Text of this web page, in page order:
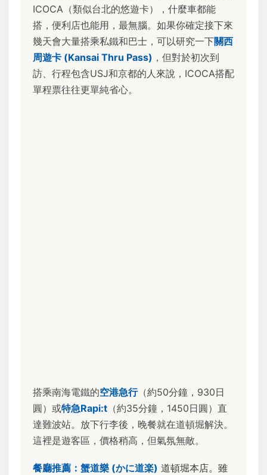
ICOCA（類似台北的悠遊卡），什麼車都能
搭，便利店也能用，最無腦。如果你確定接下來
幾天會大量搭乘私鐵和巴士，可以研究一下關西
周遊卡 (Kansai Thru Pass) ，但對於初次到
訪、行程包含USJ和京都的人來說，ICOCA搭配
單程票往往更單純省心。
搭乘南海電鐵的空港急行（約50分鐘，930日
圓）或特急Rapi:t （約35分鐘，1450日圓）直
達難波站。放下行李後，晚餐就在道頓堀解決。
這裡是遊客區，價格稍高，但氣氛無敵。
餐廳推薦：蟹道樂 (かに道楽) 道頓堀本店。雖